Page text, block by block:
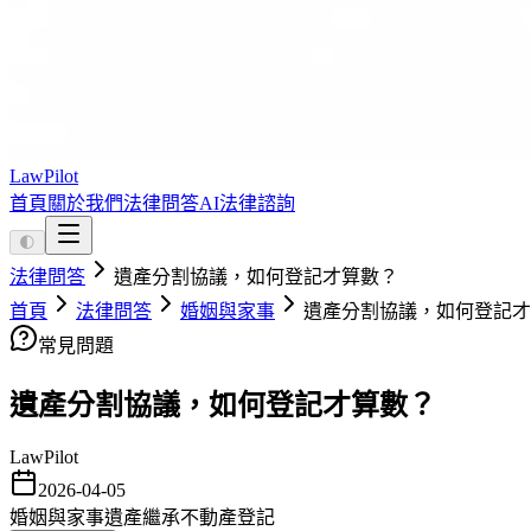
LawPilot
首頁 關於我們法律問答AI法律諮詢
🌓
法律問答
遺產分割協議，如何登記才算數？
首頁
法律問答 婚姻與家事
遺產分割協議，如何登記
常見問題
遺產分割協議，如何登記才算數？
LawPilot
2026-04-05
婚姻與家事遺產繼承不動產登記